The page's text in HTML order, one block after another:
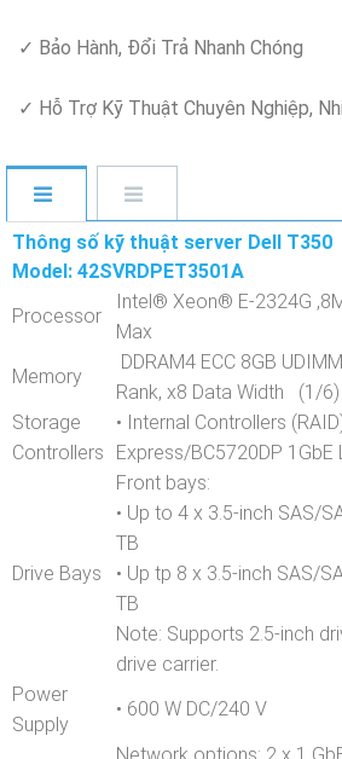
✓ Bảo Hành, Đổi Trả Nhanh Chóng
✓ Hỗ Trợ Kỹ Thuật Chuyên Nghiệp,
Thông số kỹ thuật server Dell T350
Model: 42SVRDPET3501A
Processor
Intel® Xeon® E-2324G
Max
Memory
DDRAM4 ECC 8GB
Rank, x8 Data Width (1/6)
Storage
Controllers
• Internal Controllers
Express/BC5720DP 1GbE
Drive Bays
Front bays:
• Up to 4 x 3.5-inch SAS/
TB
• Up tp 8 x 3.5-inch SAS/
TB
Note: Supports 2.5-inch
drive carrier.
Power
Supply
• 600 W DC/240 V
Network options: 2 x 1